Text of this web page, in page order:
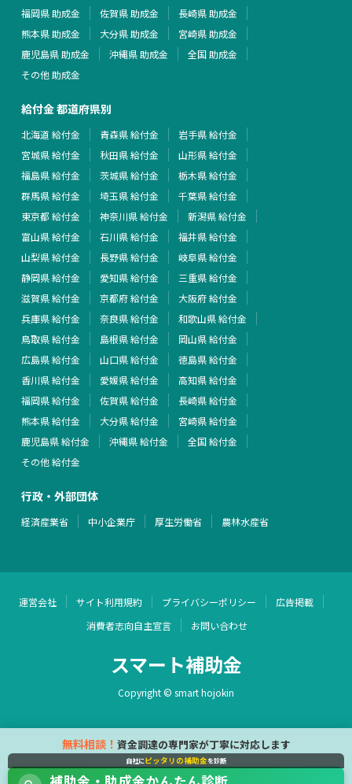
福岡県 助成金
佐賀県 助成金
長崎県 助成金
熊本県 助成金
大分県 助成金
宮崎県 助成金
鹿児島県 助成金
沖縄県 助成金
全国 助成金
その他 助成金
給付金 都道府県別
北海道 給付金 青森県 給付金
岩手県 給付金
宮城県 給付金
秋田県 給付金
山形県 給付金
福島県 給付金
茨城県 給付金
栃木県 給付金
群馬県 給付金
埼玉県 給付金
千葉県 給付金
東京都 給付金
神奈川県 給付金
新潟県 給付金
富山県 給付金
石川県 給付金
福井県 給付金
山梨県 給付金
長野県 給付金
岐阜県 給付金
静岡県 給付金
愛知県 給付金
三重県 給付金
滋賀県 給付金
京都府 給付金
大阪府 給付金
兵庫県 給付金
奈良県 給付金
和歌山県 給付金
鳥取県 給付金
島根県 給付金
岡山県 給付金
広島県 給付金
山口県 給付金
徳島県 給付金
香川県 給付金
愛媛県 給付金
高知県 給付金
福岡県 給付金
佐賀県 給付金
長崎県 給付金
熊本県 給付金
大分県 給付金
宮崎県 給付金
鹿児島県 給付金
沖縄県 給付金
全国 給付金
その他 給付金
行政・外部団体
経済産業省 中小企業庁 厚生労働省 農林水産省
運営会社 サイト利用規約 プライバシーポリシー
広告掲載
消費者志向自主宣言
お問い合わせ
スマート補助金
Copyright © smart hojokin
無料相談！ 資金調達の専門家が丁寧に対応します
自社にピッタリの補助金を診断